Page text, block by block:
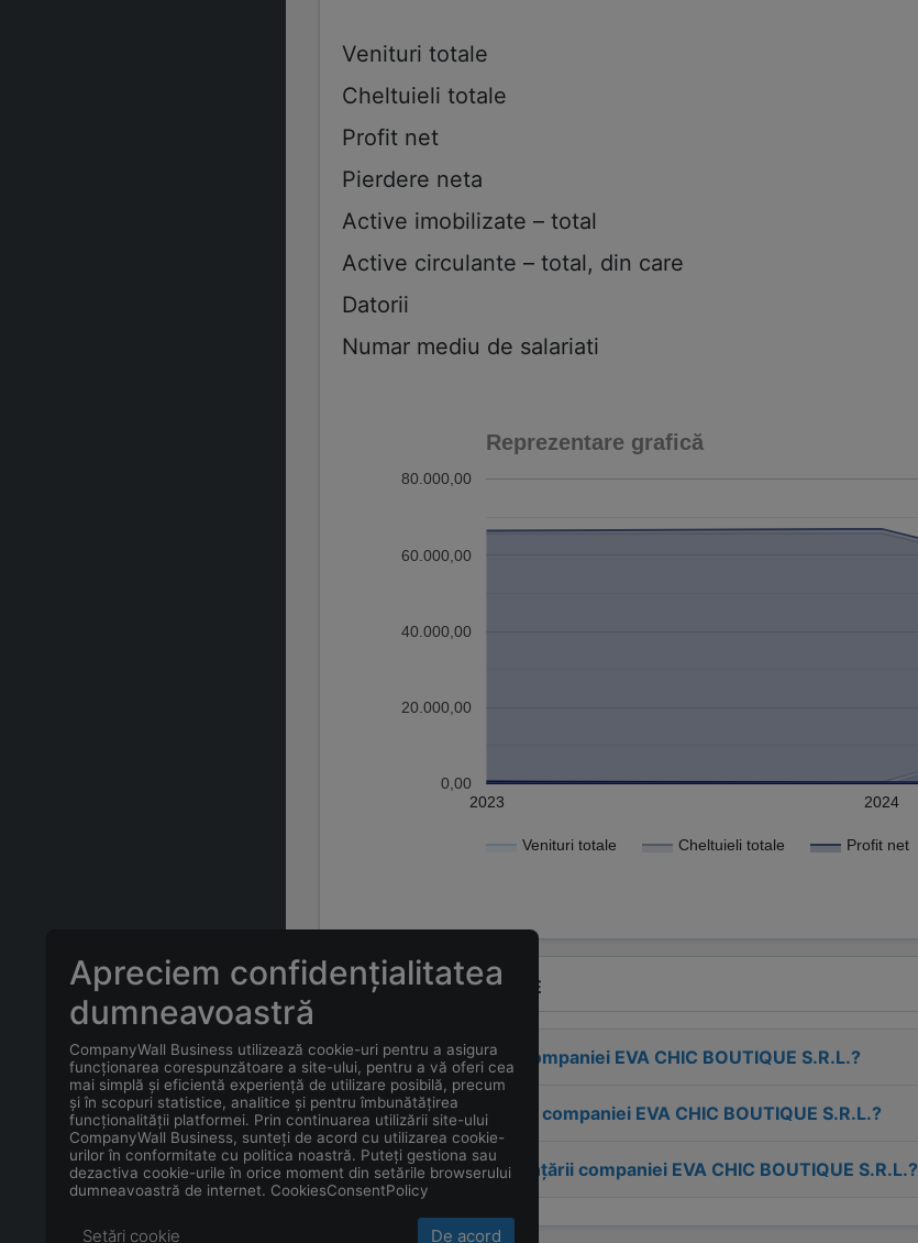
Venituri totale
Cheltuieli totale
Profit net
Pierdere neta
Active imobilizate – total
Active circulante – total, din care
Datorii
Numar mediu de salariati
Reprezentare grafică
Venituri totale Cheltuieli totale Profit net
2023 2024
0,00
20.000,00
40.000,00
60.000,00
80.000,00
ÎNTREBĂRI FRECVENTE
Care este adresa companiei EVA CHIC BOUTIQUE S.R.L.?
Care este contactul companiei EVA CHIC BOUTIQUE S.R.L.?
Care este data înființării companiei EVA CHIC BOUTIQUE S.R.L.?
Apreciem confidențialitatea
dumneavoastră
CompanyWall Business utilizează cookie-uri pentru a asigura
funcționarea corespunzătoare a site-ului, pentru a vă oferi cea
mai simplă și eficientă experiență de utilizare posibilă, precum
și în scopuri statistice, analitice și pentru îmbunătățirea
funcționalității platformei. Prin continuarea utilizării site-ului
CompanyWall Business, sunteți de acord cu utilizarea cookie-
urilor în conformitate cu politica noastră. Puteți gestiona sau
dezactiva cookie-urile în orice moment din setările browserului
dumneavoastră de internet. CookiesConsentPolicy
Setări cookie De acord